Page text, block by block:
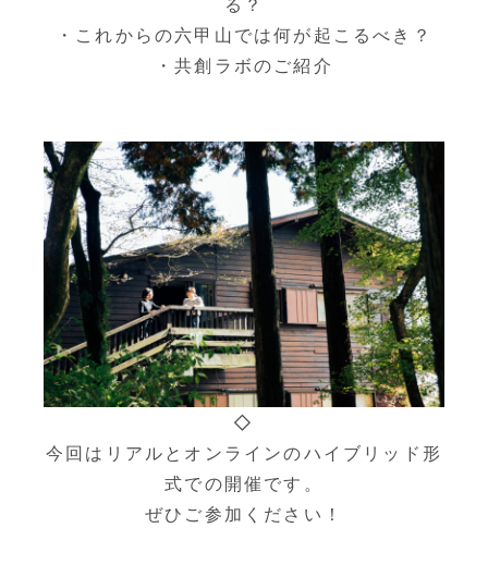
・これからの六甲山では何が起こるべき？
・共創ラボのご紹介
◇
今回はリアルとオンラインのハイブリッド形
式での開催です。
ぜひご参加ください！